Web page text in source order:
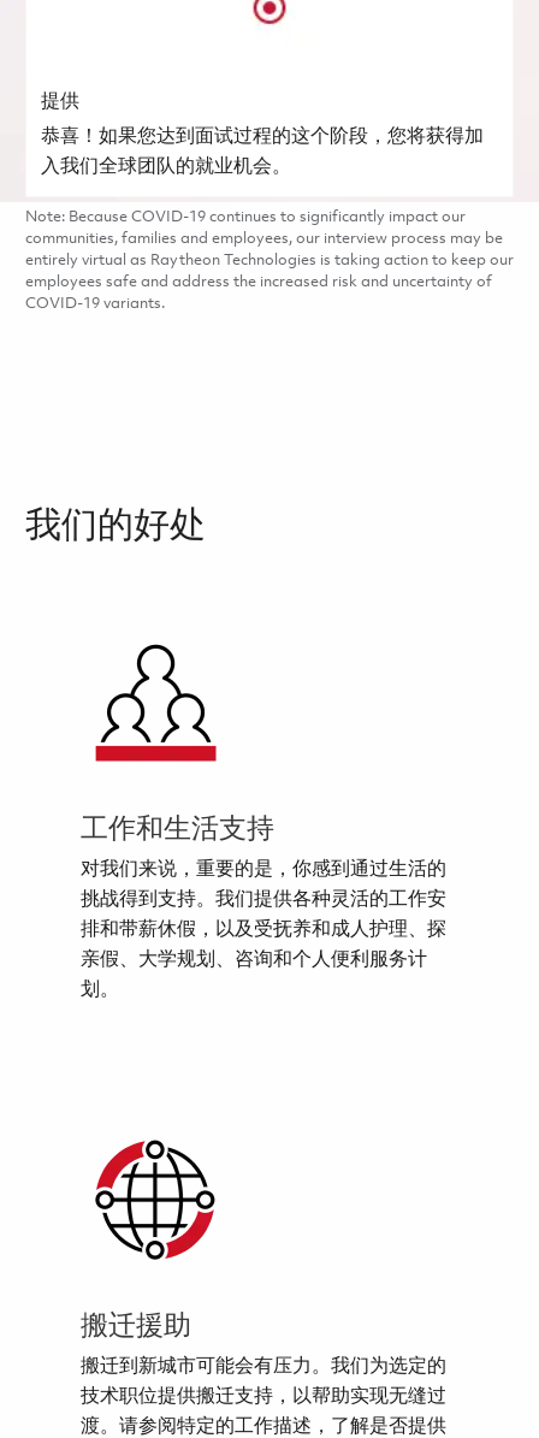
提供
恭喜！如果您达到面试过程的这个阶段，您将获得加
入我们全球团队的就业机会。
Note: Because COVID-19 continues to significantly impact our
communities, families and employees, our interview process may be
entirely virtual as Raytheon Technologies is taking action to keep our
employees safe and address the increased risk and uncertainty of
COVID-19 variants.
我们的好处
工作和生活支持
对我们来说，重要的是，你感到通过生活的
挑战得到支持。我们提供各种灵活的工作安
排和带薪休假，以及受抚养和成人护理、探
亲假、大学规划、咨询和个人便利服务计
划。
搬迁援助
搬迁到新城市可能会有压力。我们为选定的
技术职位提供搬迁支持，以帮助实现无缝过
渡。请参阅特定的工作描述，了解是否提供